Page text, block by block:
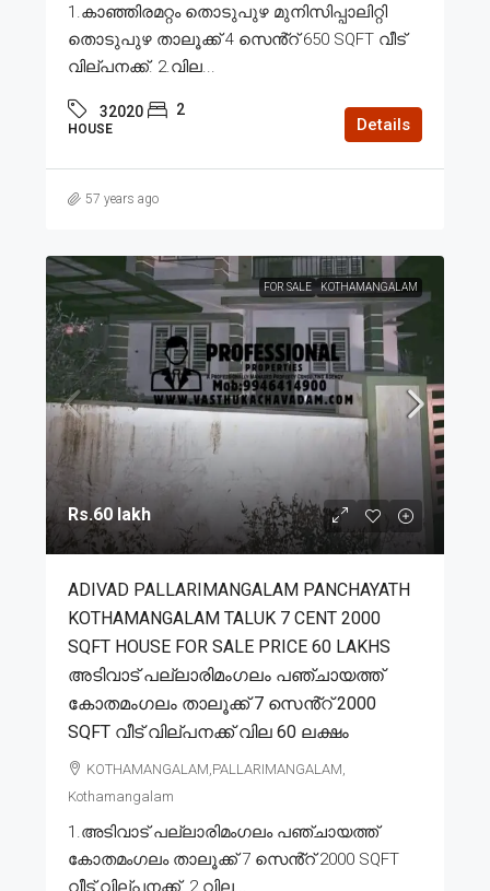
1.കാഞ്ഞിരമറ്റം തൊടുപുഴ മുനിസിപ്പാലിറ്റി
തൊടുപുഴ താലൂക്ക് 4 സെൻ്റ് 650 SQFT വീട്
വില്പനക്ക്. 2.വില...
32020 2
HOUSE Details
57 years ago
FOR SALE KOTHAMANGALAM
Rs.60 lakh
ADIVAD PALLARIMANGALAM PANCHAYATH
KOTHAMANGALAM TALUK 7 CENT 2000
SQFT HOUSE FOR SALE PRICE 60 LAKHS
അടിവാട് പല്ലാരിമംഗലം പഞ്ചായത്ത്
കോതമംഗലം താലൂക്ക് 7 സെൻ്റ് 2000
SQFT വീട് വില്പനക്ക് വില 60 ലക്ഷം
KOTHAMANGALAM,PALLARIMANGALAM,
Kothamangalam
1.അടിവാട് പല്ലാരിമംഗലം പഞ്ചായത്ത്
കോതമംഗലം താലൂക്ക് 7 സെൻ്റ് 2000 SQFT
വീട് വില്പനക്ക്. 2.വില...